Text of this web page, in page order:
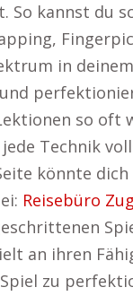
So kannst du
in
so oft
Technik
könnte
Reisebüro Zug
an ihren
zu